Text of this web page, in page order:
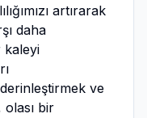
artırarak
daha
kaleyi
ve
bir